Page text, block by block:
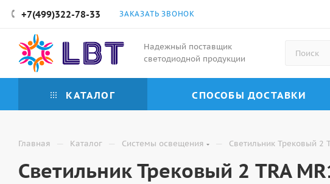
+7(499)322-78-33 ЗАКАЗАТЬ ЗВОНОК
Надежный поставщик
светодиодной продукции
КАТАЛОГ СПОСОБЫ ДОСТАВКИ
Главная — Каталог — Системы освещения — Светильник Трековый 2
Светильник Трековый 2 TRA